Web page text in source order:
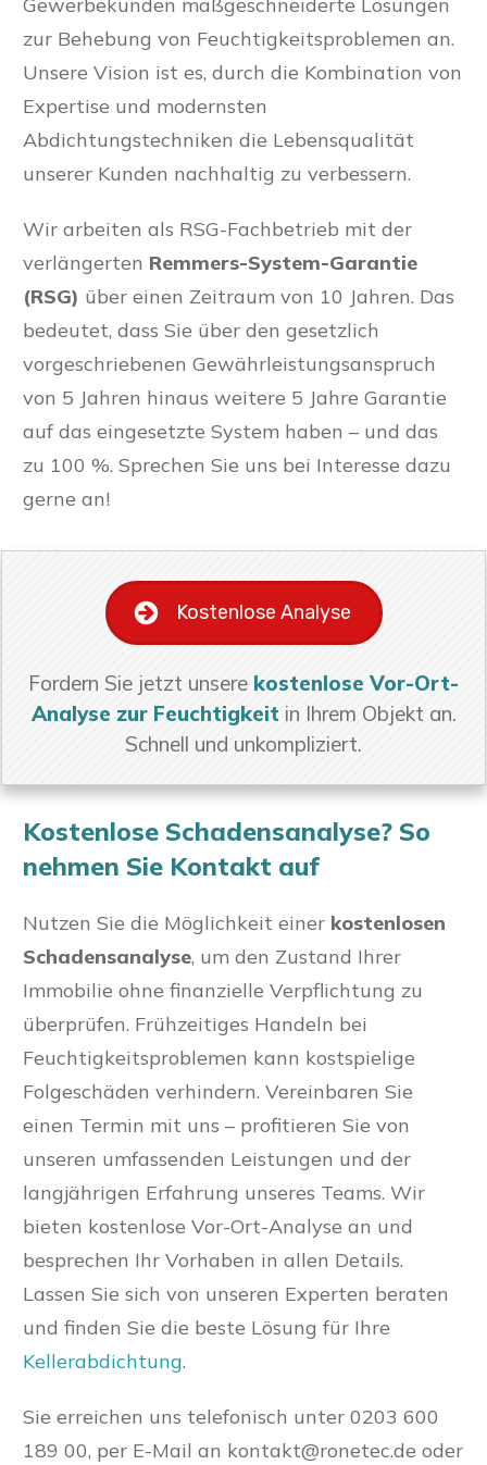
zur Behebung von Feuchtigkeitsproblemen an.
Unsere Vision ist es, durch die Kombination von
Expertise und modernsten
Abdichtungstechniken die Lebensqualität
unserer Kunden nachhaltig zu verbessern.
Wir arbeiten als RSG-Fachbetrieb mit der
verlängerten Remmers-System-Garantie
(RSG) über einen Zeitraum von 10 Jahren. Das
bedeutet, dass Sie über den gesetzlich
vorgeschriebenen Gewährleistungsanspruch
von 5 Jahren hinaus weitere 5 Jahre Garantie
auf das eingesetzte System haben – und das
zu 100 %. Sprechen Sie uns bei Interesse dazu
gerne an!
Kostenlose Analyse
Fordern Sie jetzt unsere kostenlose Vor-Ort-
Analyse zur Feuchtigkeit in Ihrem Objekt an.
Schnell und unkompliziert.
Kostenlose Schadensanalyse? So
nehmen Sie Kontakt auf
Nutzen Sie die Möglichkeit einer kostenlosen
Schadensanalyse, um den Zustand Ihrer
Immobilie ohne finanzielle Verpflichtung zu
überprüfen. Frühzeitiges Handeln bei
Feuchtigkeitsproblemen kann kostspielige
Folgeschäden verhindern. Vereinbaren Sie
einen Termin mit uns – profitieren Sie von
unseren umfassenden Leistungen und der
langjährigen Erfahrung unseres Teams. Wir
bieten kostenlose Vor-Ort-Analyse an und
besprechen Ihr Vorhaben in allen Details.
Lassen Sie sich von unseren Experten beraten
und finden Sie die beste Lösung für Ihre
Kellerabdichtung.
Sie erreichen uns telefonisch unter 0203 600
189 00, per E-Mail an kontakt@ronetec.de oder